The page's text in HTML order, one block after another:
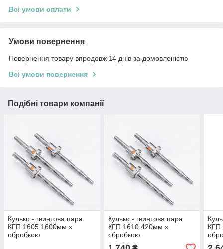
Всі умови оплати
Умови повернення
Повернення товару впродовж 14 днів за домовленістю
Всі умови повернення
Подібні товари компанії
Кулько - гвинтова пара
КГП 1605 1600мм з
обробкою
Кулько - гвинтова пара
КГП 1610 420мм з
обробкою
КГП